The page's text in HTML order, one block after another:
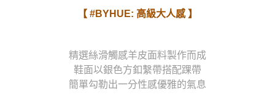
【 #BYHUE: 高級大人感 】
精選絲滑觸感羊皮面料製作而成
鞋面以銀色方釦繫帶搭配踝帶
簡單勾勒出一分性感優雅的氣息